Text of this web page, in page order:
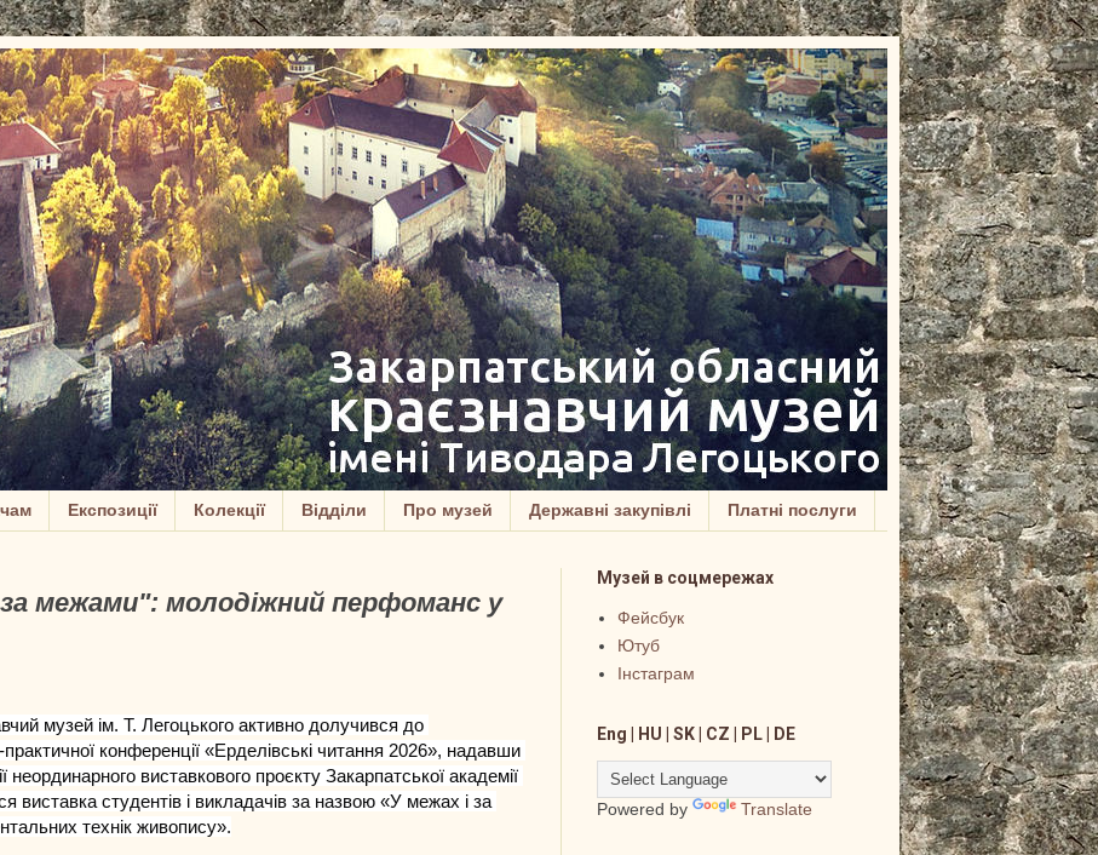
Експозиції Колекції Відділи Про музей Державні закупівлі Платні послуги
межами": молодіжний перфоманс у
музей ім. Т. Легоцького активно долучився до
конференції «Ерделівські читання 2026», надавши
виставкового проєкту Закарпатської академії
виставка студентів і викладачів за назвою «У межах і за
технік живопису».
Музей в соцмережах
Фейсбук
Ютуб
Інстаграм
Eng | HU | SK | CZ | PL | DE
Powered by Translate